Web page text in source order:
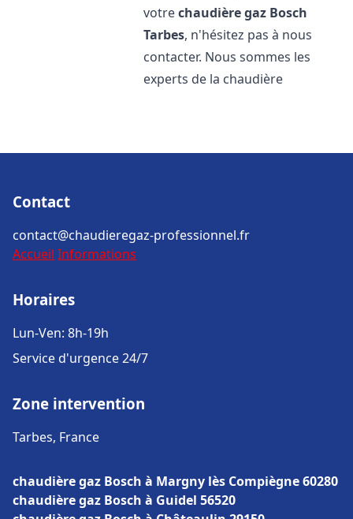
votrechaudière gaz Bosch
Tarbes, n'hésitez pas à nous
contacter. Nous sommes les
experts de la chaudière
Contact
contact@chaudieregaz-professionnel.fr
Accueil Informations
Horaires
Lun-Ven: 8h-19h
Service d'urgence 24/7
Zone intervention
Tarbes, France
chaudière gaz Bosch à Margny lès Compiègne 60280
chaudière gaz Bosch à Guidel 56520